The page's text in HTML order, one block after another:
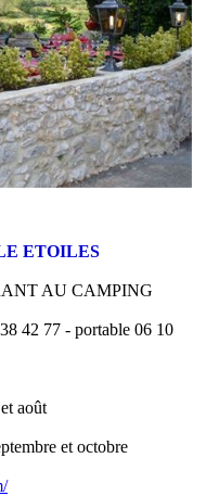
ETOILES
CAMPING
42 77 - portable 06 10
août
et octobre